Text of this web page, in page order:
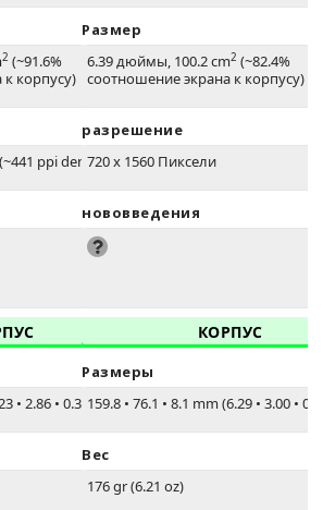
2 (~91.6%
корпусу)
ppi density)
• 2.86 • 0.35 in)
Размер
6.39 дюймы, 100.2 cm2 (~82.4%
соотношение экрана к корпусу)
разрешение
720 x 1560 Пиксели
нововведения
КОРПУС
Размеры
159.8 • 76.1 • 8.1 mm (6.29 • 3.00 •
Вес
176 gr (6.21 oz)